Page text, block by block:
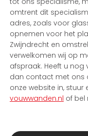
omtrent dit
adres, zoals voor
opnemen voor het
Zwijndrecht en
verwelkomen wij op
afspraak. Heeft u nog
dan contact met ons
onze website in,
vouwwanden.nl of bel